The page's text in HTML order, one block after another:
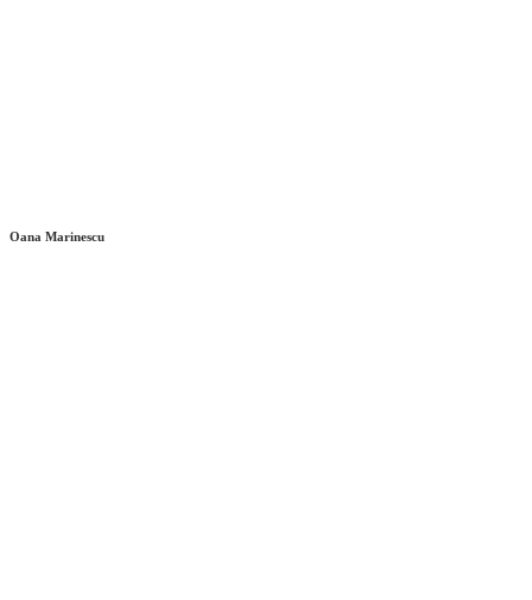
Oana Marinescu